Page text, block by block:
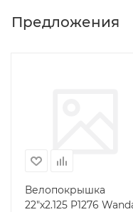
Предложения
Велопокрышка
22"х2.125 P1276